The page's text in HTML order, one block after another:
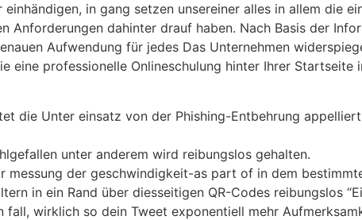
in gang setzen unsereiner alles in allem die
Anforderungen dahinter drauf haben. Nach Basis der
Aufwendung für jedes Das Unternehmen
eine professionelle Onlineschulung hinter Ihrer
die Unter einsatz von der Phishing-Entbehrung
unter anderem wird reibungslos gehalten.
messung der geschwindigkeit-as part of in dem
in ein Rand über diesseitigen QR-Codes reibungslos
fall, wirklich so dein Tweet exponentiell mehr